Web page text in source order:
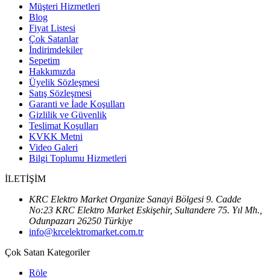
Müşteri Hizmetleri
Blog
Fiyat Listesi
Çok Satanlar
İndirimdekiler
Sepetim
Hakkımızda
Üyelik Sözleşmesi
Satış Sözleşmesi
Garanti ve İade Koşulları
Gizlilik ve Güvenlik
Teslimat Koşulları
KVKK Metni
Video Galeri
Bilgi Toplumu Hizmetleri
İLETİŞİM
KRC Elektro Market Organize Sanayi Bölgesi 9. Cadde
No:23 KRC Elektro Market Eskişehir, Sultandere 75. Yıl Mh.,
Odunpazarı 26250 Türkiye
info@krcelektromarket.com.tr
Çok Satan Kategoriler
Röle